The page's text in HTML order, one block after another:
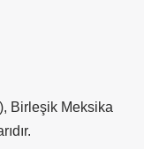
Birleşik Meksika